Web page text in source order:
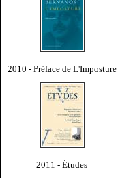
2010 - Préface de L'Imposture
2011 - Études